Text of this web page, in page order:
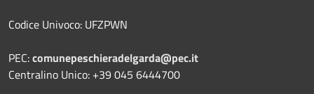
Codice Univoco: UFZPWN
PEC:comunepeschieradelgarda@pec.it
Centralino Unico: +39 045 6444700